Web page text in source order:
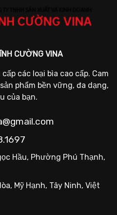
CƯỜNG VINA
các loại bìa cao cấp. Cam
phẩm bền vững, đa dạng,
của bạn.
Hầu, Phường Phú Thạnh,
Mỹ Hạnh, Tây Ninh, Việt